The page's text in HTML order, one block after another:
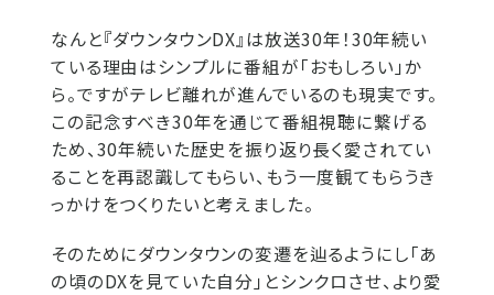
なんと『ダウンタウンDX』は放送30年！30年続い
ている理由はシンプルに番組が「おもしろい」か
ら。ですがテレビ離れが進んでいるのも現実です。
この記念すべき30年を通じて番組視聴に繋げる
ため、30年続いた歴史を振り返り長く愛されてい
ることを再認識してもらい、もう一度観てもらうき
っかけをつくりたいと考えました。
そのためにダウンタウンの変遷を辿るようにし「あ
の頃のDXを見ていた自分」とシンクロさせ、より愛